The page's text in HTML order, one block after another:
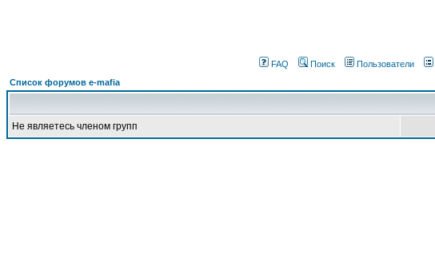
FAQ Поиск Пользователи
Список форумов e-mafia
Не являетесь членом групп